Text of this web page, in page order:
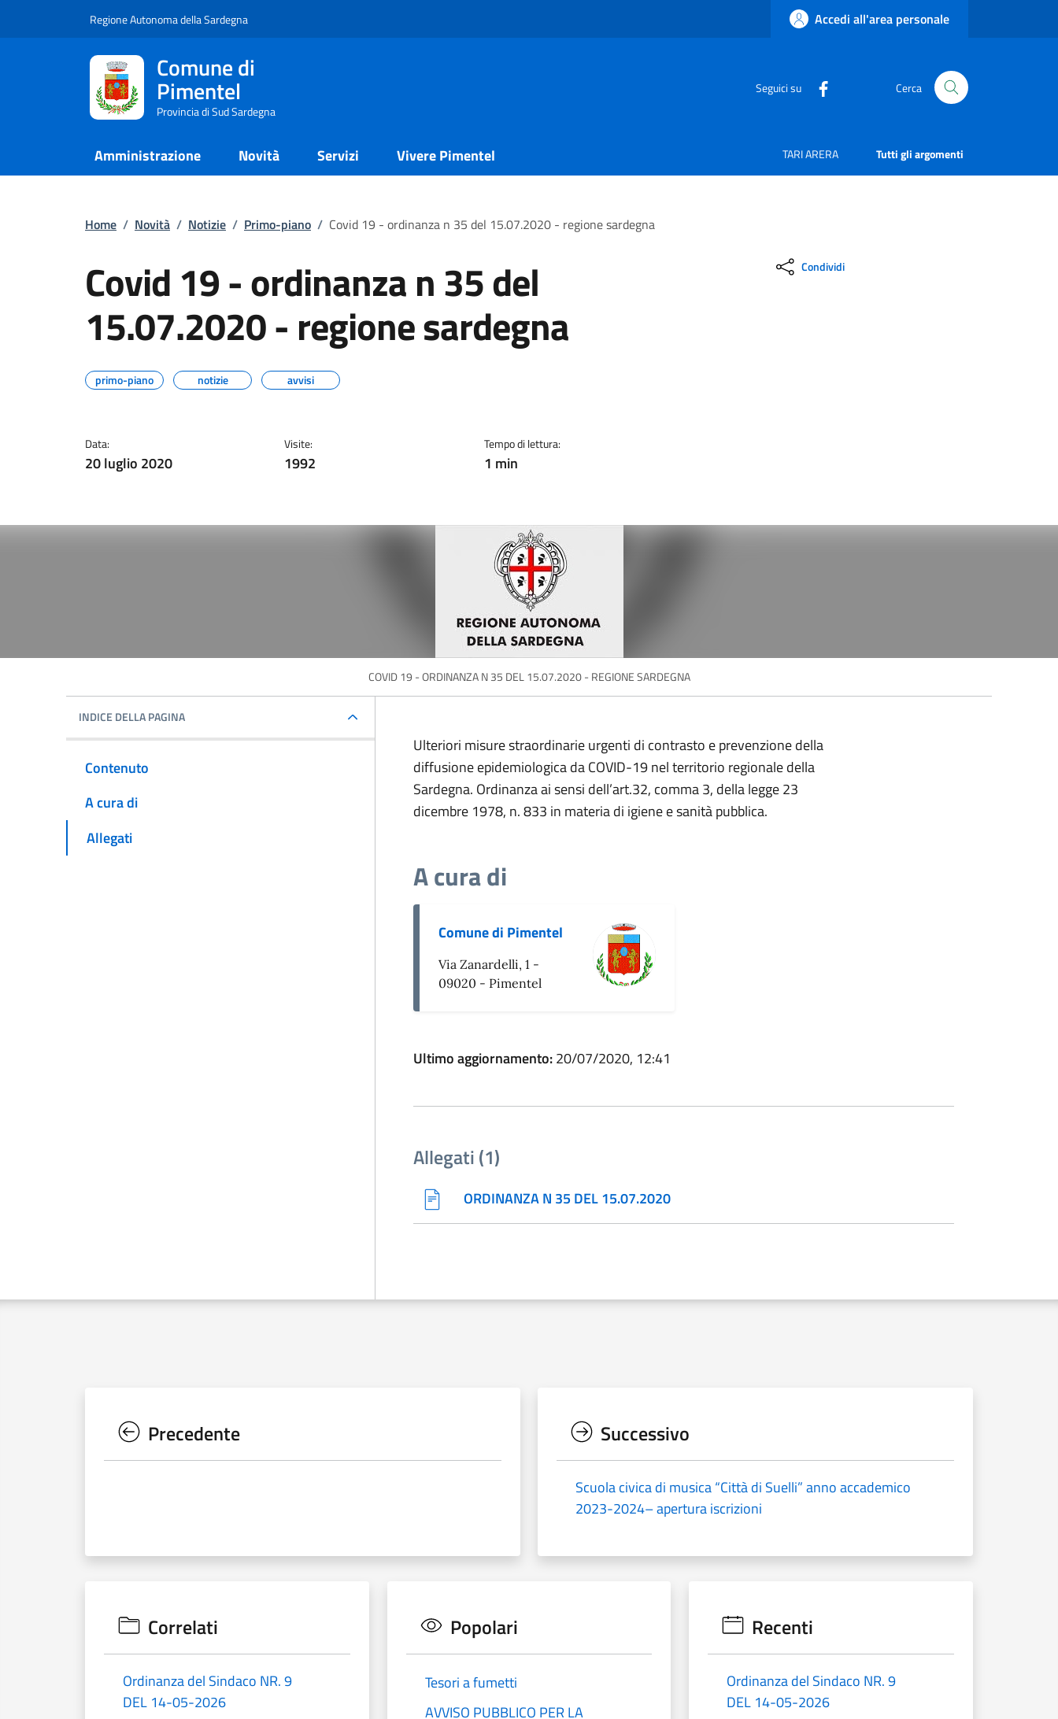
Regione Autonoma della Sardegna Accedi all'area personale
Comune di
Pimentel
Provincia di Sud Sardegna
Seguici su Cerca
Amministrazione Novità Servizi Vivere Pimentel TARI ARERA Tutti gli argomenti
Home / Novità / Notizie / Primo-piano / Covid 19 - ordinanza n 35 del 15.07.2020 - regione sardegna
Covid 19 - ordinanza n 35 del
15.07.2020 - regione sardegna
primo-piano notizie avvisi
Data:
20 luglio 2020
Visite:
1992
Tempo di lettura:
1 min
Condividi
COVID 19 - ORDINANZA N 35 DEL 15.07.2020 - REGIONE SARDEGNA
INDICE DELLA PAGINA
Contenuto
A cura di
Allegati
Ulteriori misure straordinarie urgenti di contrasto e prevenzione della
diffusione epidemiologica da COVID-19 nel territorio regionale della
Sardegna. Ordinanza ai sensi dell’art.32, comma 3, della legge 23
dicembre 1978, n. 833 in materia di igiene e sanità pubblica.
A cura di
Comune di Pimentel
Via Zanardelli, 1 -
09020 - Pimentel
Ultimo aggiornamento:20/07/2020, 12:41
Allegati (1)
ORDINANZA N 35 DEL 15.07.2020
Precedente Successivo
Scuola civica di musica “Città di Suelli” anno accademico
2023-2024– apertura iscrizioni
Correlati
Ordinanza del Sindaco NR. 9
DEL 14-05-2026
Popolari
Tesori a fumetti
AVVISO PUBBLICO PER LA
Recenti
Ordinanza del Sindaco NR. 9
DEL 14-05-2026